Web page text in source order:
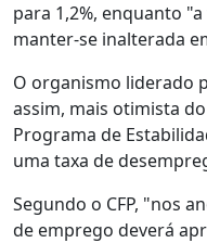
para 1,2%, enquanto
manter-se inalterada
O organismo liderado
assim, mais otimista
Programa de
uma taxa de
Segundo o CFP, "nos
de emprego deverá